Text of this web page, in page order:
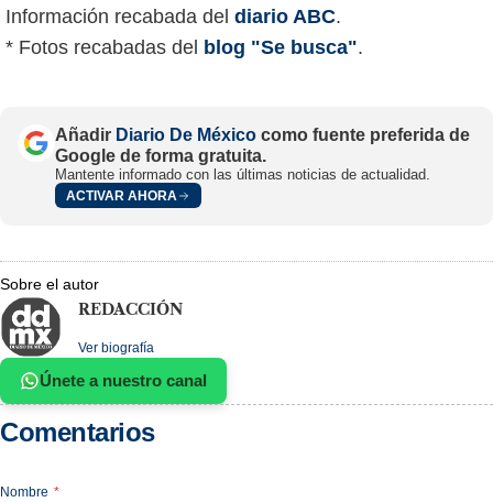
Información recabada del diario ABC.
* Fotos recabadas del blog "Se busca".
Añadir Diario De México como fuente preferida de
Google de forma gratuita.
Mantente informado con las últimas noticias de actualidad.
ACTIVAR AHORA
Sobre el autor
REDACCIÓN
Ver biografía
Únete a nuestro canal
Comentarios
Nombre *